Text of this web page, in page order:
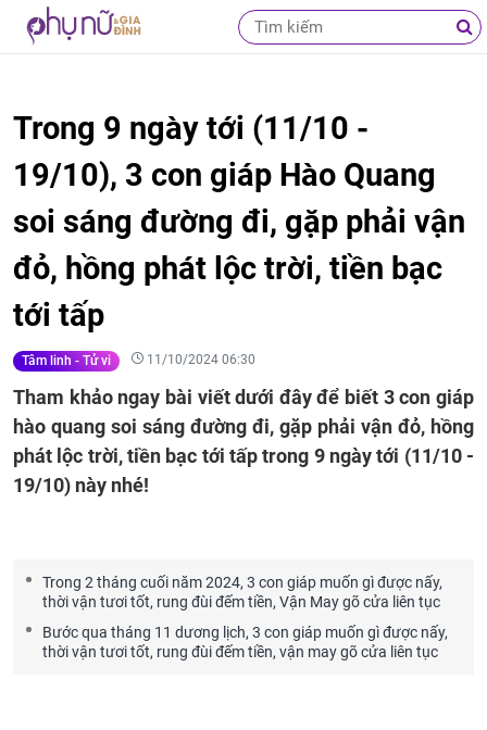
Trong 9 ngày tới (11/10 -
19/10), 3 con giáp Hào Quang
soi sáng đường đi, gặp phải vận
đỏ, hồng phát lộc trời, tiền bạc
tới tấp
Tâm linh - Tử vi 11/10/2024 06:30
Tham khảo ngay bài viết dưới đây để biết 3 con giáp
hào quang soi sáng đường đi, gặp phải vận đỏ, hồng
phát lộc trời, tiền bạc tới tấp trong 9 ngày tới (11/10 -
19/10) này nhé!
Trong 2 tháng cuối năm 2024, 3 con giáp muốn gì được nấy,
thời vận tươi tốt, rung đùi đếm tiền, Vận May gõ cửa liên tục
Bước qua tháng 11 dương lịch, 3 con giáp muốn gì được nấy,
thời vận tươi tốt, rung đùi đếm tiền, vận may gõ cửa liên tục